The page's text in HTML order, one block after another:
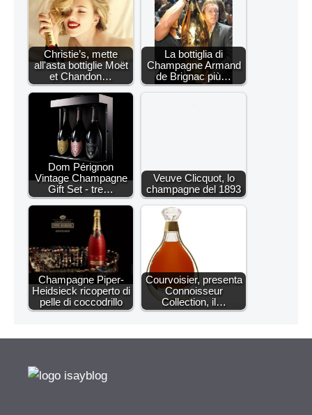
Christie’s, mette
all'asta bottiglie Moët
et Chandon…
La bottiglia di
Champagne Armand
de Brignac più…
Dom Pérignon
Vintage Champagne
Gift Set - tre…
Veuve Clicquot, lo
champagne del 1893
Champagne Piper-
Heidsieck ricoperto di
pelle di coccodrillo
Courvoisier, presenta
Connoisseur
Collection, il…